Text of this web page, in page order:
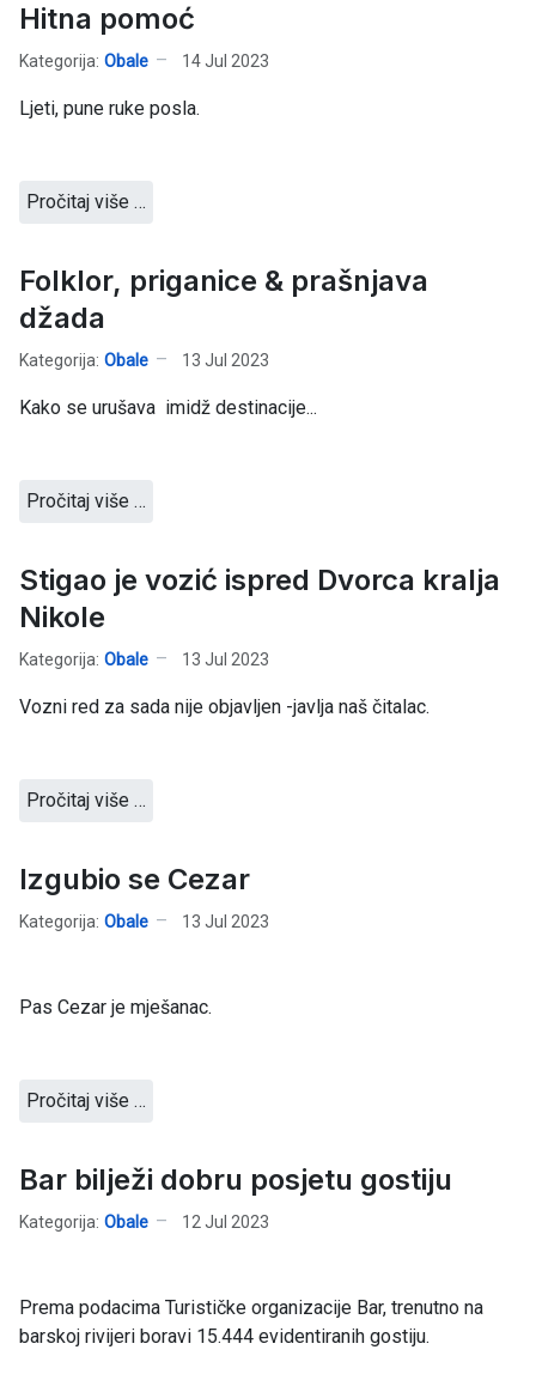
Hitna pomoć
Kategorija: Obale 14 Jul 2023
Ljeti, pune ruke posla.
Pročitaj više …
Folklor, priganice & prašnjava
džada
Kategorija: Obale 13 Jul 2023
Kako se urušava imidž destinacije...
Pročitaj više …
Stigao je vozić ispred Dvorca kralja
Nikole
Kategorija: Obale 13 Jul 2023
Vozni red za sada nije objavljen -javlja naš čitalac.
Pročitaj više …
Izgubio se Cezar
Kategorija: Obale 13 Jul 2023
Pas Cezar je mješanac.
Pročitaj više …
Bar bilježi dobru posjetu gostiju
Kategorija: Obale 12 Jul 2023
Prema podacima Turističke organizacije Bar, trenutno na
barskoj rivijeri boravi 15.444 evidentiranih gostiju.